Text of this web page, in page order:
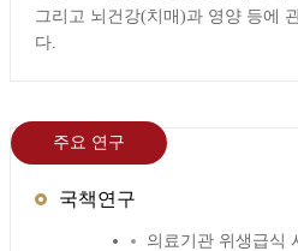
그리고 뇌건강(치매)과 영양 등에
다.
주요 연구
국책연구
의료기관 위생급식